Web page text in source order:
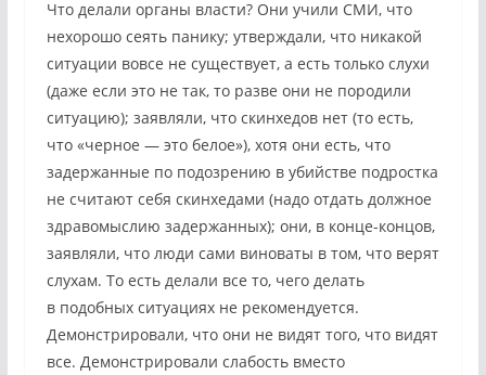
Что делали органы власти? Они учили СМИ, что
нехорошо сеять панику; утверждали, что никакой
ситуации вовсе не существует, а есть только слухи
(даже если это не так, то разве они не породили
ситуацию); заявляли, что скинхедов нет (то есть,
что «черное — это белое»), хотя они есть, что
задержанные по подозрению в убийстве подростка
не считают себя скинхедами (надо отдать должное
здравомыслию задержанных); они, в конце-концов,
заявляли, что люди сами виноваты в том, что верят
слухам. То есть делали все то, чего делать
в подобных ситуациях не рекомендуется.
Демонстрировали, что они не видят того, что видят
все. Демонстрировали слабость вместо